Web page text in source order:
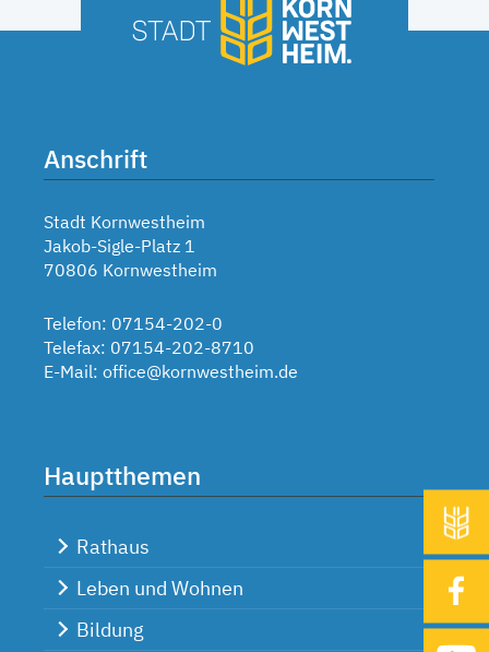
Anschrift
Stadt Kornwestheim
Jakob-Sigle-Platz 1
70806 Kornwestheim
Telefon: 07154-202-0
Telefax: 07154-202-8710
E-Mail: office@kornwestheim.de
Hauptthemen
Rathaus
Leben und Wohnen
Bildung